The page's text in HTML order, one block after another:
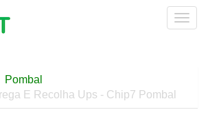
Pombal
E Recolha Ups - Chip7 Pombal